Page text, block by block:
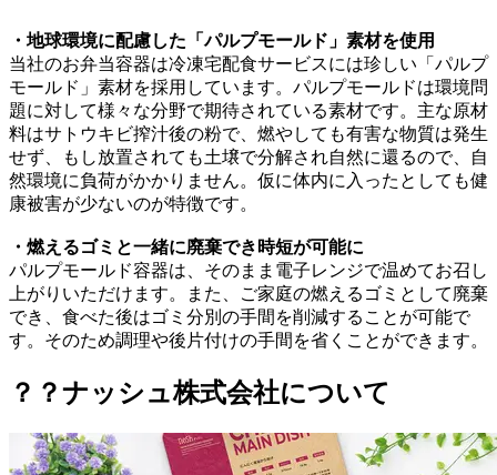
・地球環境に配慮した「パルプモールド」素材を使用
当社のお弁当容器は冷凍宅配食サービスには珍しい「パルプ
モールド」素材を採用しています。パルプモールドは環境問
題に対して様々な分野で期待されている素材です。主な原材
料はサトウキビ搾汁後の粉で、燃やしても有害な物質は発生
せず、もし放置されても土壌で分解され自然に還るので、自
然環境に負荷がかかりません。仮に体内に入ったとしても健
康被害が少ないのが特徴です。
・燃えるゴミと一緒に廃棄でき時短が可能に
パルプモールド容器は、そのまま電子レンジで温めてお召し
上がりいただけます。また、ご家庭の燃えるゴミとして廃棄
でき、食べた後はゴミ分別の手間を削減することが可能で
す。そのため調理や後片付けの手間を省くことができます。
？？ナッシュ株式会社について